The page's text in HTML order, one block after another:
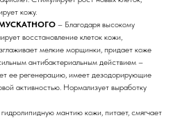
кожу.
– Благодаря высокому
восстановление клеток кожи,
мелкие морщинки, придает коже
антибактериальным действием –
ее регенерацию, имеет дезодорирующие
активностью. Нормализует выработку
мантию кожи, питает, смягчает